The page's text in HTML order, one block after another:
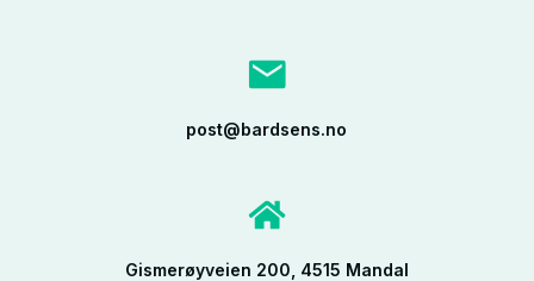
post@bardsens.no
Gismerøyveien 200, 4515 Mandal